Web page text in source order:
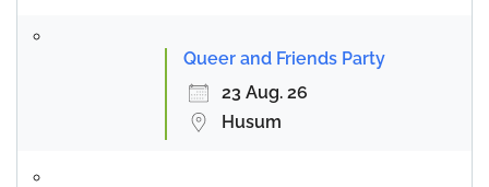
Queer and Friends Party
23 Aug. 26
Husum